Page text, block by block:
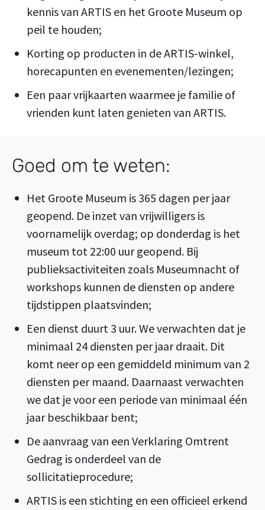
kennis van ARTIS en het Groote Museum op
peil te houden;
Korting op producten in de ARTIS-winkel,
horecapunten en evenementen/lezingen;
Een paar vrijkaarten waarmee je familie of
vrienden kunt laten genieten van ARTIS.
Goed om te weten:
Het Groote Museum is 365 dagen per jaar
geopend. De inzet van vrijwilligers is
voornamelijk overdag; op donderdag is het
museum tot 22:00 uur geopend. Bij
publieksactiviteiten zoals Museumnacht of
workshops kunnen de diensten op andere
tijdstippen plaatsvinden;
Een dienst duurt 3 uur. We verwachten dat je
minimaal 24 diensten per jaar draait. Dit
komt neer op een gemiddeld minimum van 2
diensten per maand. Daarnaast verwachten
we dat je voor een periode van minimaal één
jaar beschikbaar bent;
De aanvraag van een Verklaring Omtrent
Gedrag is onderdeel van de
sollicitatieprocedure;
ARTIS is een stichting en een officieel erkend